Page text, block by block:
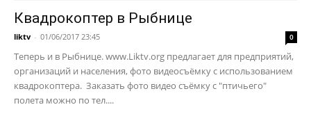
Квадрокоптер в Рыбнице
liktv - 01/06/2017 23:45 0
Теперь и в Рыбнице. www.Liktv.org предлагает для предприятий,
организаций и населения, фото видеосъёмку с использованием
квадрокоптера. Заказать фото видео съёмку с "птичьего"
полета можно по тел....